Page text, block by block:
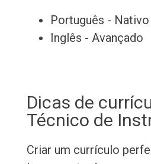
Português - Nativo
Inglês - Avançado
Dicas de
Técnico de
Criar um currículo